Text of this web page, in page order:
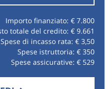
Importo finanziato: € 7.800
totale del credito: € 9.661
Spese di incasso rata: € 3,50
Spese istruttoria: € 350
Spese assicurative: € 529